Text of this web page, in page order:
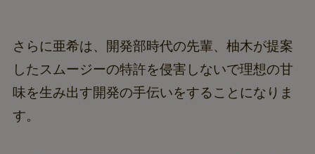
さらに亜希は、開発部時代の先輩、柚木が提案
したスムージーの特許を侵害しないで理想の甘
味を生み出す開発の手伝いをすることになりま
す。